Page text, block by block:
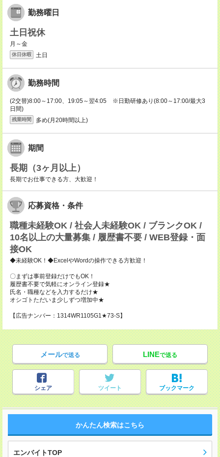
勤務曜日
土日祝休
月～金
休日休暇 土日
勤務時間
(2交替)8:00～17:00、19:05～翌4:05 ※日勤研修あり(8:00～17:00/最大3
日間)
残業時間 多め(月20時間以上)
期間
長期（3ヶ月以上）
長期でお仕事できる方、大歓迎！
応募資格・条件
職種未経験OK / 社会人未経験OK / ブランクOK /
10名以上の大量募集 / 履歴書不要 / WEB登録・面
接OK
◆未経験OK！◆ExcelやWordの操作できる方歓迎！
〇まずは事前登録だけでもOK！
履歴書不要で気軽にオンライン登録★
氏名・職種などを入力するだけ★
オシゴトただいま少しずつ増加中★
【広告ナンバー：1314WR1105G1★73-S】
メールで送る LINEで送る
シェア ツイート ブックマーク
かんたん検索はこちら
エンバイトTOP